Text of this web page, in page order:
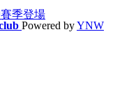
Powered byYNW